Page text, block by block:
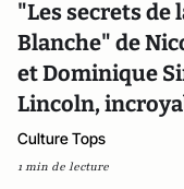
"Les secrets de
Blanche" de
et Dominique
Lincoln,
Culture Tops
1 min de lecture